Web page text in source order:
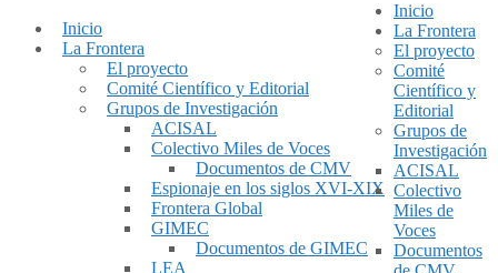
Inicio
La Frontera
El proyecto
Comité Científico y Editorial
Grupos de Investigación
ACISAL
Colectivo Miles de Voces
Documentos de CMV
Espionaje en los siglos XVI-XIX
Frontera Global
GIMEC
Documentos de GIMEC
LEA
Inicio
La Frontera
El proyecto
Comité
Científico y
Editorial
Grupos de
Investigación
ACISAL
Colectivo
Miles de
Voces
Documentos